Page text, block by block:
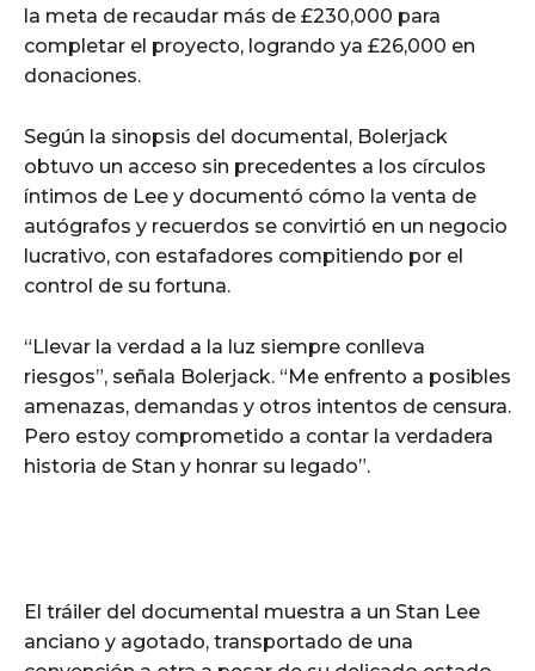
la meta de recaudar más de £230,000 para
completar el proyecto, logrando ya £26,000 en
donaciones.
Según la sinopsis del documental, Bolerjack
obtuvo un acceso sin precedentes a los círculos
íntimos de Lee y documentó cómo la venta de
autógrafos y recuerdos se convirtió en un negocio
lucrativo, con estafadores compitiendo por el
control de su fortuna.
“Llevar la verdad a la luz siempre conlleva
riesgos”, señala Bolerjack. “Me enfrento a posibles
amenazas, demandas y otros intentos de censura.
Pero estoy comprometido a contar la verdadera
historia de Stan y honrar su legado”.
El tráiler del documental muestra a un Stan Lee
anciano y agotado, transportado de una